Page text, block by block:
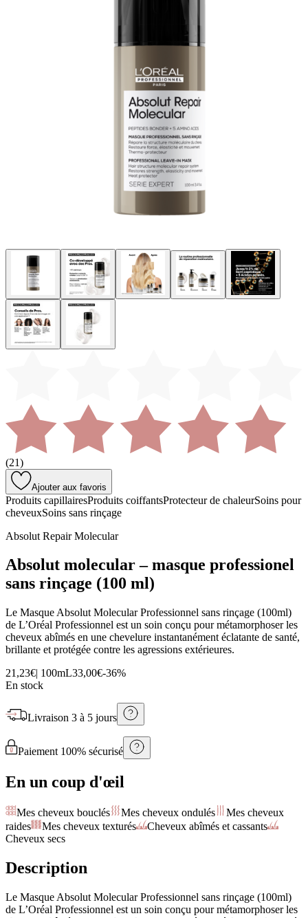
(21)
Ajouter aux favoris
Produits capillairesProduits coiffantsProtecteur de chaleurSoins pour
cheveuxSoins sans rinçage
Absolut Repair Molecular
Absolut molecular – masque professionel
sans rinçage (100 ml)
Le Masque Absolut Molecular Professionnel sans rinçage (100ml)
de L’Oréal Professionnel est un soin conçu pour métamorphoser les
cheveux abîmés en une chevelure instantanément éclatante de santé,
brillante et protégée contre les agressions extérieures.
21,23€| 100mL33,00€-36%
En stock
Livraison 3 à 5 jours
Paiement 100% sécurisé
En un coup d'œil
Mes cheveux bouclés Mes cheveux ondulés
Mes cheveux
raides
Mes cheveux texturés
Cheveux abîmés et cassants
Cheveux secs
Description
Le Masque Absolut Molecular Professionnel sans rinçage (100ml)
de L’Oréal Professionnel est un soin conçu pour métamorphoser les